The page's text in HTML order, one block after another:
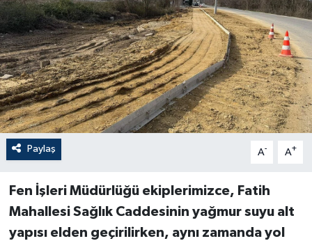
Paylaş A- A+
Fen İşleri Müdürlüğü ekiplerimizce, Fatih
Mahallesi Sağlık Caddesinin yağmur suyu alt
yapısı elden geçirilirken, aynı zamanda yol